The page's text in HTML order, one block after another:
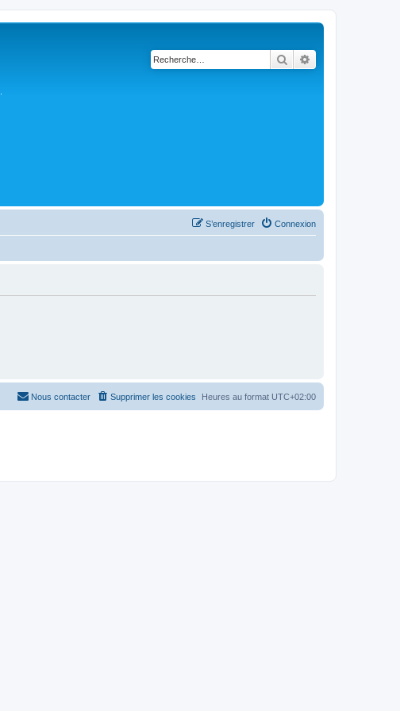
Rechercher
Connexion
S’enregistrer
Heures au format UTC+02:00
Supprimer les cookies
Nous contacter